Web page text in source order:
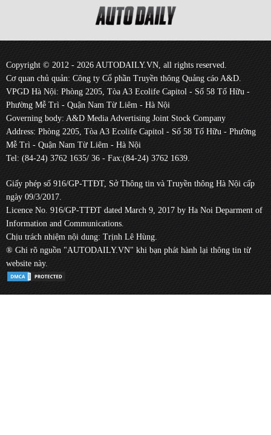
Copyright © 2012 - 2026 AUTODAILY.VN, all rights reserved.
Cơ quan chủ quản: Công ty Cổ phần Truyền thông Quảng cáo A&D.
VPGD Hà Nội: Phòng 2205, Tòa A3 Ecolife Capitol - Số 58 Tố Hữu -
Phường Mễ Trì - Quận Nam Từ Liêm - Hà Nội
Governing body: A&D Media Advertising Joint Stock Company
Address: Phòng 2205, Tòa A3 Ecolife Capitol - Số 58 Tố Hữu - Phường
Mễ Trì - Quận Nam Từ Liêm - Hà Nội
Tel: (84-24) 3762 1635/ 36 - Fax:(84-24) 3762 1639.
Giấy phép số 916/GP-TTĐT, Sở Thông tin và Truyền thông Hà Nội cấp
ngày 09/3/2017.
Licence No. 916/GP-TTĐT dated March 9, 2017 by Ha Noi Deparment of
Information and Communications.
Chịu trách nhiệm nội dung: Trịnh Lê Hùng.
® Ghi rõ nguồn "AUTODAILY.VN" khi bạn phát hành lại thông tin từ
website này.